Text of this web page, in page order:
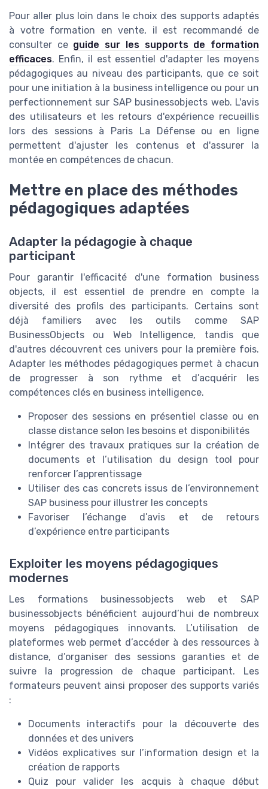
Pour aller plus loin dans le choix des supports adaptés
à votre formation en vente, il est recommandé de
consulter ce guide sur les supports de formation
efficaces. Enfin, il est essentiel d'adapter les moyens
pédagogiques au niveau des participants, que ce soit
pour une initiation à la business intelligence ou pour un
perfectionnement sur SAP businessobjects web. L'avis
des utilisateurs et les retours d'expérience recueillis
lors des sessions à Paris La Défense ou en ligne
permettent d'ajuster les contenus et d'assurer la
montée en compétences de chacun.
Mettre en place des méthodes
pédagogiques adaptées
Adapter la pédagogie à chaque
participant
Pour garantir l'efficacité d'une formation business
objects, il est essentiel de prendre en compte la
diversité des profils des participants. Certains sont
déjà familiers avec les outils comme SAP
BusinessObjects ou Web Intelligence, tandis que
d'autres découvrent ces univers pour la première fois.
Adapter les méthodes pédagogiques permet à chacun
de progresser à son rythme et d’acquérir les
compétences clés en business intelligence.
Proposer des sessions en présentiel classe ou en
classe distance selon les besoins et disponibilités
Intégrer des travaux pratiques sur la création de
documents et l’utilisation du design tool pour
renforcer l’apprentissage
Utiliser des cas concrets issus de l’environnement
SAP business pour illustrer les concepts
Favoriser l’échange d’avis et de retours
d’expérience entre participants
Exploiter les moyens pédagogiques
modernes
Les formations businessobjects web et SAP
businessobjects bénéficient aujourd’hui de nombreux
moyens pédagogiques innovants. L’utilisation de
plateformes web permet d’accéder à des ressources à
distance, d’organiser des sessions garanties et de
suivre la progression de chaque participant. Les
formateurs peuvent ainsi proposer des supports variés
:
Documents interactifs pour la découverte des
données et des univers
Vidéos explicatives sur l’information design et la
création de rapports
Quiz pour valider les acquis à chaque début